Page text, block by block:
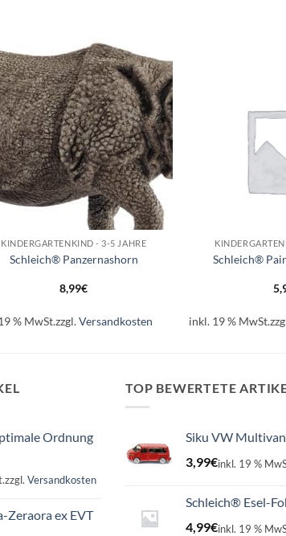
Auf die
Wunschliste
KINDERGARTENKIND - 3-5 JAHRE
Schleich® Panzernashorn
8,99€
% MwSt.zzgl.Versandkosten
Schleich®
inkl. 19 % MwSt.
Ordnung
zzgl. Versandkosten
Zeraora ex EVT
TOP BEWERTETE
Siku VW
3,99€inkl. 19 %
Schleich® Esel-
4,99€inkl. 19 %